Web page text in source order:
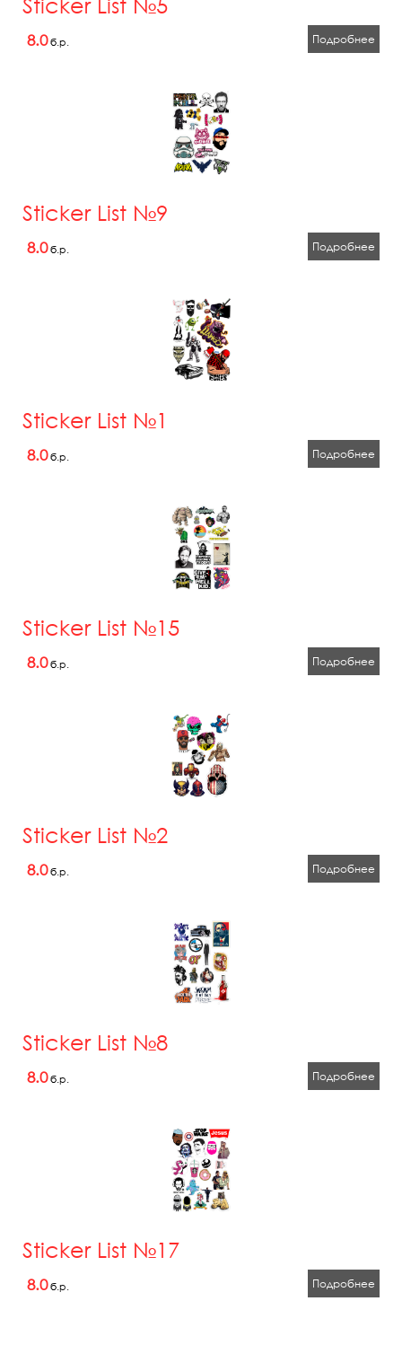
8.0б.р. Подробнее
Sticker List №9
8.0б.р. Подробнее
Sticker List №1
8.0б.р. Подробнее
Sticker List №15
8.0б.р. Подробнее
Sticker List №2
8.0б.р. Подробнее
Sticker List №8
8.0б.р. Подробнее
Sticker List №17
8.0б.р. Подробнее